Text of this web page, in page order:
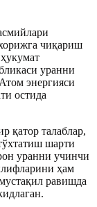
чиқариш
уранни
энергияси
остида
қатор талаблар,
шарти
уранни учинчи
ҳам
равишда